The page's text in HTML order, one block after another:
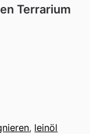
Terrarium
, leinöl